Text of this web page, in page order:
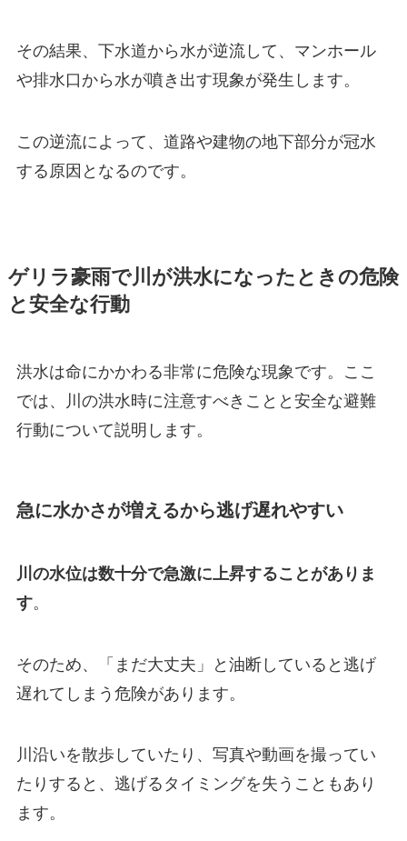
その結果、下水道から水が逆流して、マンホール
や排水口から水が噴き出す現象が発生します。
この逆流によって、道路や建物の地下部分が冠水
する原因となるのです。
ゲリラ豪雨で川が洪水になったときの危険
と安全な行動
洪水は命にかかわる非常に危険な現象です。ここ
では、川の洪水時に注意すべきことと安全な避難
行動について説明します。
急に水かさが増えるから逃げ遅れやすい
川の水位は数十分で急激に上昇することがありま
す。
そのため、「まだ大丈夫」と油断していると逃げ
遅れてしまう危険があります。
川沿いを散歩していたり、写真や動画を撮ってい
たりすると、逃げるタイミングを失うこともあり
ます。